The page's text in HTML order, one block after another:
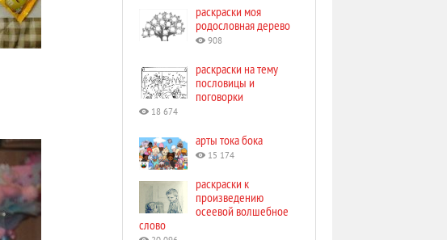
раскраски моя
родословная дерево
908
раскраски на тему
пословицы и
поговорки
18 674
арты тока бока
15 174
раскраски к
произведению
осеевой волшебное
слово